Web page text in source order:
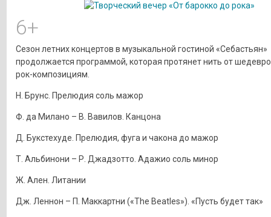
6+
Сезон летних концертов в музыкальной гостиной «Себастьян»
продолжается программой, которая протянет нить от
рок-композициям.
Н. Брунс. Прелюдия соль мажор
Ф. да Милано – В. Вавилов. Канцона
Д. Букстехуде. Прелюдия, фуга и чакона до мажор
Т. Альбинони – Р. Джадзотто. Адажио соль минор
Ж. Ален. Литании
Дж. Леннон – П. Маккартни («The Beatles»). «Пусть будет так»